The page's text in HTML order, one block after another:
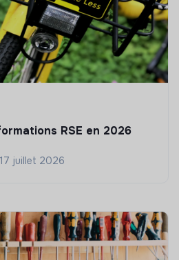
RSE en 2026
17 juillet 2026